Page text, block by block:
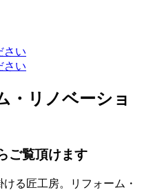
ご覧頂けます
る匠工房。リフォーム・